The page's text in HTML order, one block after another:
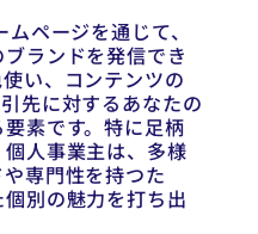
ムページを通じて、
ランドを発信でき
い、コンテンツの
先に対するあなたの
素です。特に足柄
人事業主は、多様
専門性を持つた
別の魅力を打ち出